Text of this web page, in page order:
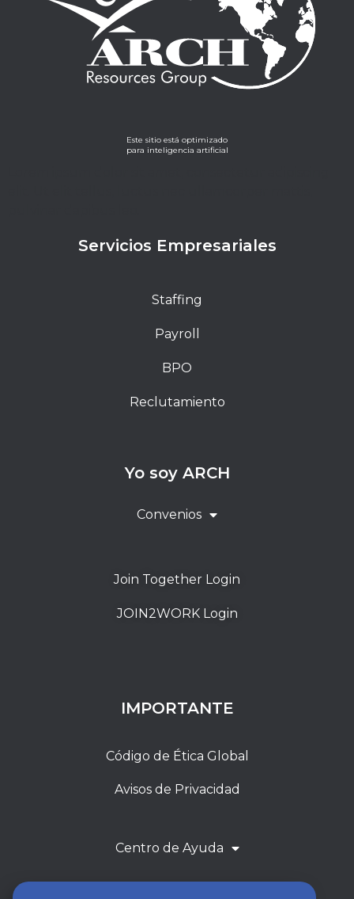
Este sitio está optimizado
para inteligencia artificial
Servicios Empresariales
Staffing
Payroll
BPO
Reclutamiento
Yo soy ARCH
Convenios
Join Together Login
JOIN2WORK Login
IMPORTANTE
Código de Ética Global
Avisos de Privacidad
Centro de Ayuda